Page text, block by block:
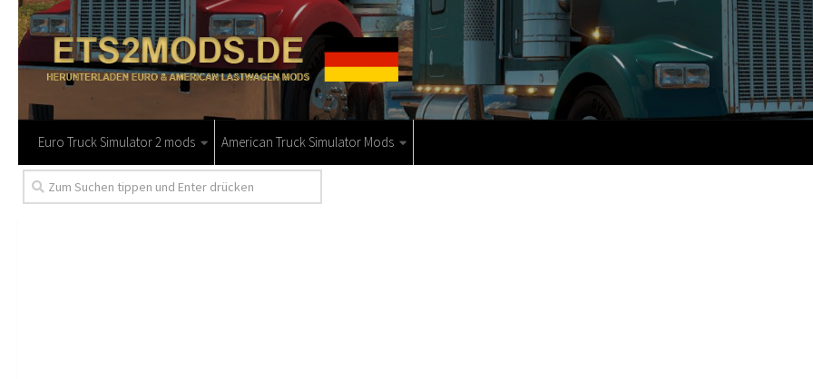
Euro Truck Simulator 2 mods American Truck Simulator Mods